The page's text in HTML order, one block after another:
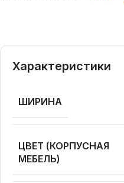
Характеристики
ШИРИНА
ЦВЕТ (КОРПУСНАЯ
МЕБЕЛЬ)